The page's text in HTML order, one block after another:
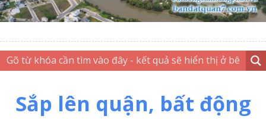
Sắp lên quận, bất động